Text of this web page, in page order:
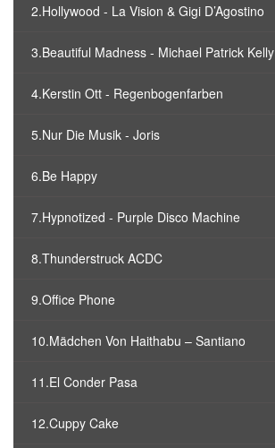
2.Hollywood - La Vision & Gigi D’Agostino
3.Beautiful Madness - Michael Patrick Kelly
4.Kerstin Ott - Regenbogenfarben
5.Nur Die Musik - Joris
6.Be Happy
7.Hypnotized - Purple Disco Machine
8.Thunderstruck ACDC
9.Office Phone
10.Mädchen Von Haithabu – Santiano
11.El Conder Pasa
12.Cuppy Cake